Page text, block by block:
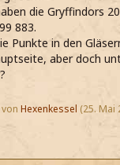
die Gryffindors
883.
Punkte in den
aber doch
Hexenkessel (25. Mai